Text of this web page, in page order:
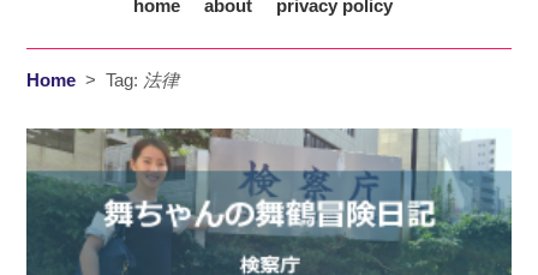
home
about privacy policy
Home >Tag: 法律